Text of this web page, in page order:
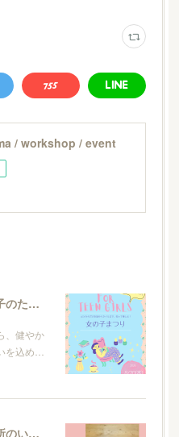
/ workshop / event
8/20(木)ティーン世代の女の子のためのイベント・女の子まつり
、健やか
を込め…
8/22(土)知って楽しい！助産所のいろはvol.4